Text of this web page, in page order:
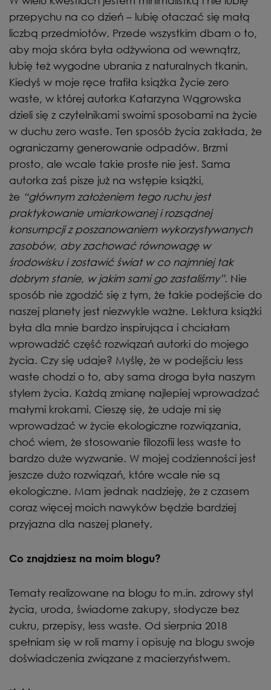
przepychu na co dzień – lubię otaczać się małą
liczbą przedmiotów. Przede wszystkim dbam o to,
aby moja skóra była odżywiona od wewnątrz,
lubię też wygodne ubrania z naturalnych tkanin.
Kiedyś w moje ręce trafiła książka Życie zero
waste, w której autorka Katarzyna Wągrowska
dzieli się z czytelnikami swoimi sposobami na życie
w duchu zero waste. Ten sposób życia zakłada, że
ograniczamy generowanie odpadów. Brzmi
prosto, ale wcale takie proste nie jest. Sama
autorka zaś pisze już na wstępie książki,
że “głównym założeniem tego ruchu jest
praktykowanie umiarkowanej i rozsądnej
konsumpcji z poszanowaniem wykorzystywanych
zasobów, aby zachować równowagę w
środowisku i zostawić świat w co najmniej tak
dobrym stanie, w jakim sami go zastaliśmy”. Nie
sposób nie zgodzić się z tym, że takie podejście do
naszej planety jest niezwykle ważne. Lektura książki
była dla mnie bardzo inspirująca i chciałam
wprowadzić część rozwiązań autorki do mojego
życia. Czy się udaje? Myślę, że w podejściu less
waste chodzi o to, aby sama droga była naszym
stylem życia. Każdą zmianę najlepiej wprowadzać
małymi krokami. Cieszę się, że udaje mi się
wprowadzać w życie ekologiczne rozwiązania,
choć wiem, że stosowanie filozofii less waste to
bardzo duże wyzwanie. W mojej codzienności jest
jeszcze dużo rozwiązań, które wcale nie są
ekologiczne. Mam jednak nadzieję, że z czasem
coraz więcej moich nawyków będzie bardziej
przyjazna dla naszej planety.
Co znajdziesz na moim blogu?
Tematy realizowane na blogu to m.in. zdrowy styl
życia, uroda, świadome zakupy, słodycze bez
cukru, przepisy, less waste. Od sierpnia 2018
spełniam się w roli mamy i opisuję na blogu swoje
doświadczenia związane z macierzyństwem.